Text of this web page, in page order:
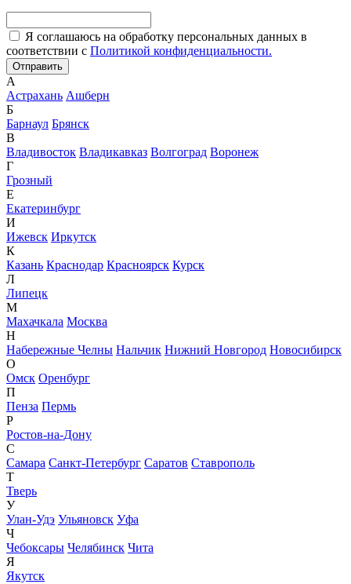
Я соглашаюсь на обработку персональных данных в
соответствии с Политикой конфиденциальности.
А
Астрахань Ашберн
Б
Барнаул Брянск
В
Владивосток Владикавказ Волгоград Воронеж
Г
Грозный
Е
Екатеринбург
И
Ижевск Иркутск
К
Казань Краснодар Красноярск Курск
Л
Липецк
М
Махачкала Москва
Н
Набережные Челны Нальчик Нижний Новгород Новосибирск
О
Омск Оренбург
П
Пенза Пермь
Р
Ростов-на-Дону
С
Самара Санкт-Петербург Саратов Ставрополь
Т
Тверь
У
Улан-Удэ Ульяновск Уфа
Ч
Чебоксары Челябинск Чита
Я
Якутск